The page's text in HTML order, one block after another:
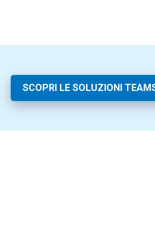
SCOPRI LE SOLUZIONI